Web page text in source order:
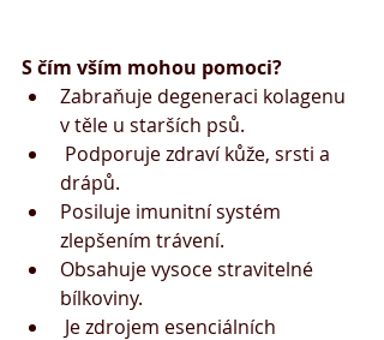
S čím vším mohou pomoci?
Zabraňuje degeneraci kolagenu
v těle u starších psů.
drápů.
Posiluje imunitní systém
zlepšením trávení.
Obsahuje vysoce stravitelné
bílkoviny.